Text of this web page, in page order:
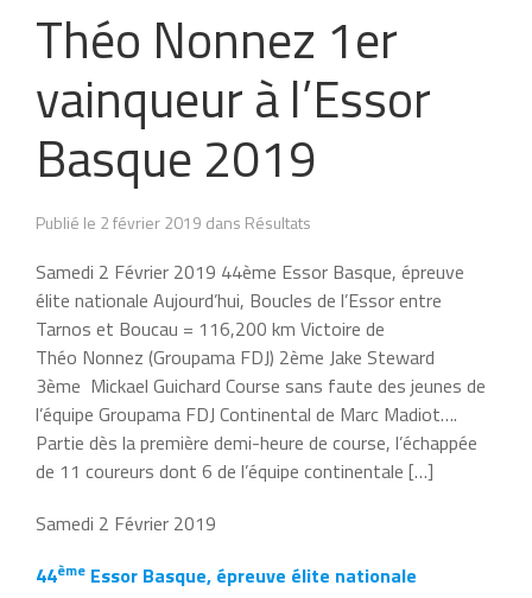
Théo Nonnez 1er
vainqueur à l’Essor
Basque 2019
Publié le 2 février 2019 dans Résultats
Samedi 2 Février 2019 44ème Essor Basque, épreuve
élite nationale Aujourd’hui, Boucles de l’Essor entre
Tarnos et Boucau = 116,200 km Victoire de
Théo Nonnez (Groupama FDJ) 2ème Jake Steward
3ème Mickael Guichard Course sans faute des jeunes de
l’équipe Groupama FDJ Continental de Marc Madiot….
Partie dès la première demi-heure de course, l’échappée
de 11 coureurs dont 6 de l’équipe continentale […]
Samedi 2 Février 2019
44ème Essor Basque, épreuve élite nationale